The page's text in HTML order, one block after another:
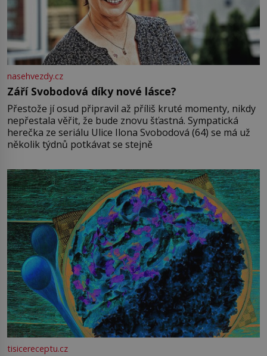
nasehvezdy.cz
Září Svobodová díky nové lásce?
Přestože jí osud připravil až příliš kruté momenty, nikdy
nepřestala věřit, že bude znovu šťastná. Sympatická
herečka ze seriálu Ulice Ilona Svobodová (64) se má už
několik týdnů potkávat se stejně
tisicereceptu.cz